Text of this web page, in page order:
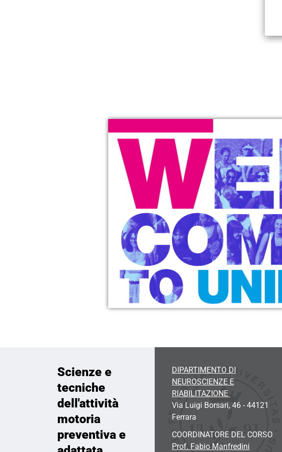
Scienze e
tecniche
dell'attività
motoria
preventiva e
DIPARTIMENTO DI
NEUROSCIENZE E
RIABILITAZIONE
Via Luigi Borsari, 46 - 44121
Ferrara
COORDINATORE DEL CORSO
Prof. Fabio Manfredini